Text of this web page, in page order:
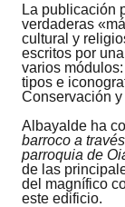
La publicación
verdaderas
cultural y
escritos por
varios
tipos e
Conservación
Albayalde ha
barroco a
parroquia de
de las
del magnífico
este edificio.